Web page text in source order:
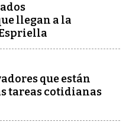
llegan a la
que están
tareas cotidianas